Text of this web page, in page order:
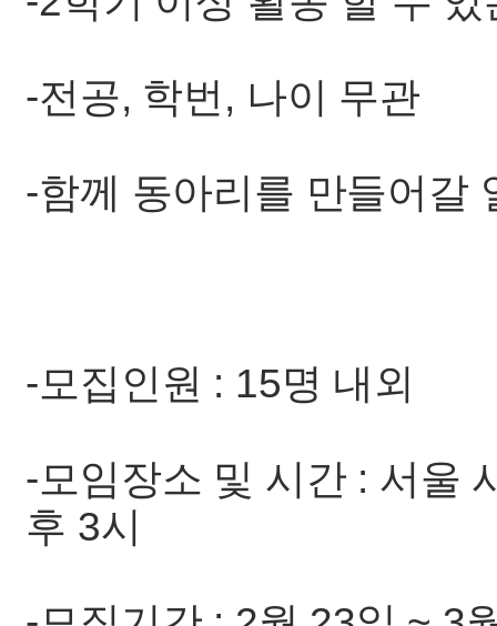
-전공, 학번, 나이 무관
-함께 동아리를 만들어갈
-모집인원 : 15명 내외
-모임장소 및 시간 : 서울
후 3시